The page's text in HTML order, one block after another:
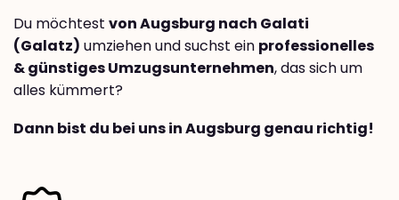
Du möchtest von Augsburg nach Galati
(Galatz) umziehen und suchst ein professionelles
& günstiges Umzugsunternehmen, das sich um
alles kümmert?
Dann bist du bei uns in Augsburg genau richtig!